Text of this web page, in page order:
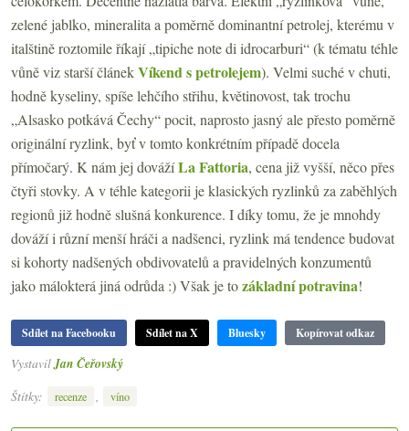
zelené jablko, mineralita a poměrně dominantní petrolej, kterému v
italštině roztomile říkají „tipiche note di idrocarburi“ (k tématu téhle
vůně viz starší článekVíkend s petrolejem). Velmi suché v chuti,
hodně kyseliny, spíše lehčího střihu, květinovost, tak trochu
„Alsasko potkává Čechy“ pocit, naprosto jasný ale přesto poměrně
originální ryzlink, byť v tomto konkrétním případě docela
přímočarý. K nám jej dovážíLa Fattoria, cena již vyšší, něco přes
čtyři stovky. A v téhle kategorii je klasických ryzlinků za zaběhlých
regionů již hodně slušná konkurence. I díky tomu, že je mnohdy
dováží i různí menší hráči a nadšenci, ryzlink má tendence budovat
si kohorty nadšených obdivovatelů a pravidelných konzumentů
jako málokterá jiná odrůda :) Však je tozákladní potravina!
Sdílet na Facebooku Sdílet na X Bluesky Kopírovat odkaz
Vystavil Jan Čeřovský
Štítky:
recenze , víno